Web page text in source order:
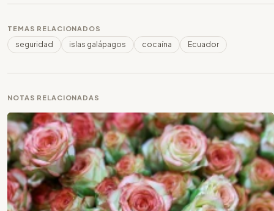
TEMAS RELACIONADOS
seguridad islas galápagos cocaína Ecuador
NOTAS RELACIONADAS